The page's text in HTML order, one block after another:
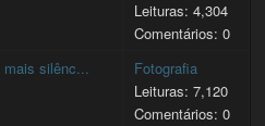
Leituras: 4,304
Comentários: 0
mais silênc...
Fotografia
Leituras: 7,120
Comentários: 0